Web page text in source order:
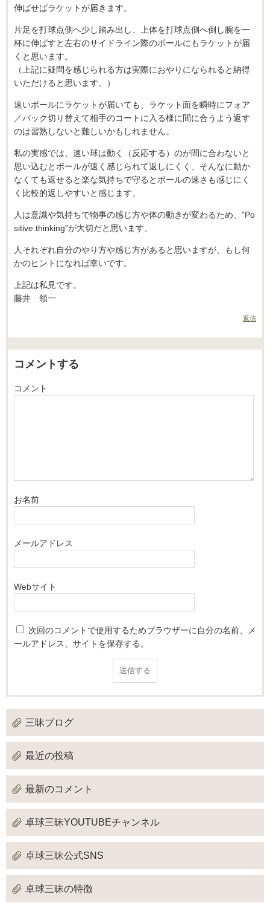
伸ばせばラケットが届きます。
片足を打球点側へ少し踏み出し、上体を打球点側へ倒し腕を一
杯に伸ばすと左右のサイドライン際のボールにもラケットが届
くと思います。
（上記に疑問を感じられる方は実際におやりになられると納得
いただけると思います。）
速いボールにラケットが届いても、ラケット面を瞬時にフォア
／バック切り替えて相手のコートに入る様に間に合うよう返す
のは習熟しないと難しいかもしれません。
私の実感では、速い球は動く（反応する）のが間に合わないと
思い込むとボールが速く感じられて返しにくく、そんなに動か
なくても返せると楽な気持ちで守るとボールの速さも感じにく
く比較的返しやすいと感じます。
人は意識や気持ちで物事の感じ方や体の動きが変わるため、”Po
sitive thinking”が大切だと思います。
人それぞれ自分のやり方や感じ方があると思いますが、もし何
かのヒントになれば幸いです。
上記は私見です。
藤井 領一
返信
コメントする
コメント
お名前
メールアドレス
Webサイト
次回のコメントで使用するためブラウザーに自分の名前、メ
ールアドレス、サイトを保存する。
三昧ブログ
最近の投稿
最新のコメント
卓球三昧YOUTUBEチャンネル
卓球三昧公式SNS
卓球三昧の特徴